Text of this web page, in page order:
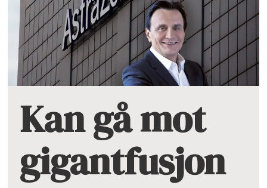
Kan gå mot
gigantfusjon